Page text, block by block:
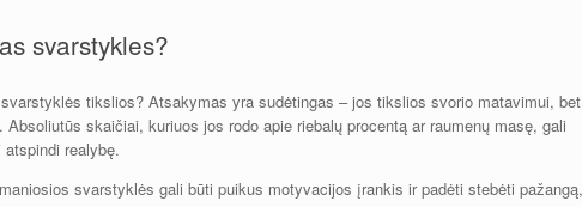
svarstykles?
tikslios? Atsakymas yra sudėtingas – jos tikslios svorio matavimui, bet
skaičiai, kuriuos jos rodo apie riebalų procentą ar raumenų masę, gali
realybę.
svarstyklės gali būti puikus motyvacijos įrankis ir padėti stebėti pažangą,